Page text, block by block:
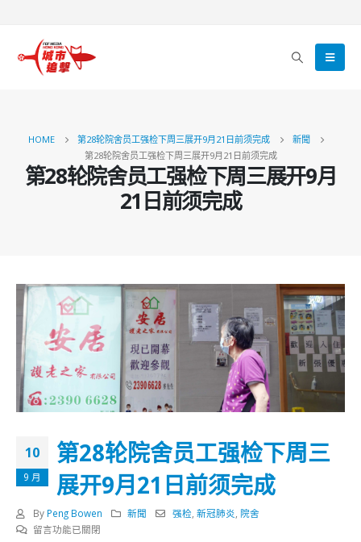
HOME 第28轮院舍员工强检下周三展开9月21日前须完成
新聞
第28轮院舍员工强检下周三展开9月21日前须完成
第28轮院舍员工强检下周三展开9月
21日前须完成
10
9 月
第28轮院舍员工强检下周三
展开9月21日前须完成
By Peng Bowen 新聞 强检,新冠肺炎, 院舍
在
留言功能已關閉